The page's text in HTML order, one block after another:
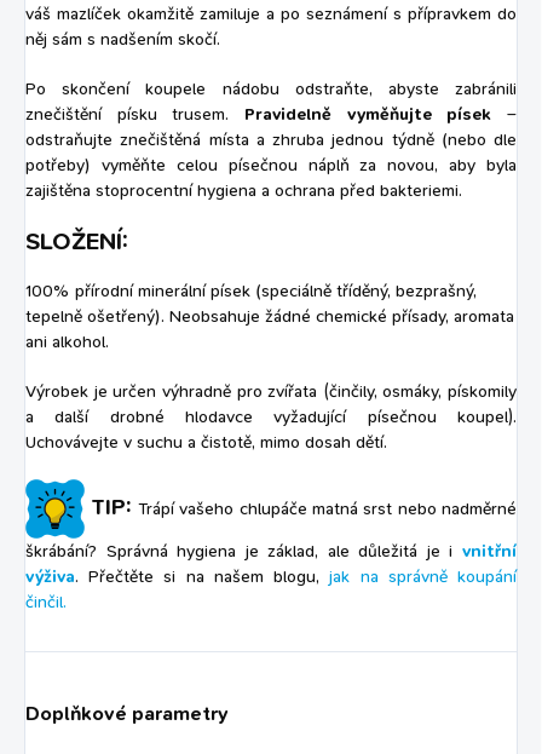
váš mazlíček okamžitě zamiluje a po seznámení s přípravkem do
něj sám s nadšením skočí.
Po skončení koupele nádobu odstraňte, abyste zabránili
znečištění písku trusem. Pravidelně vyměňujte písek –
odstraňujte znečištěná místa a zhruba jednou týdně (nebo dle
potřeby) vyměňte celou písečnou náplň za novou, aby byla
zajištěna stoprocentní hygiena a ochrana před bakteriemi.
SLOŽENÍ:
100% přírodní minerální písek (speciálně tříděný, bezprašný,
tepelně ošetřený). Neobsahuje žádné chemické přísady, aromata
ani alkohol.
Výrobek je určen výhradně pro zvířata (činčily, osmáky, pískomily
a další drobné hlodavce vyžadující písečnou koupel).
Uchovávejte v suchu a čistotě, mimo dosah dětí.
TIP: Trápí vašeho chlupáče matná srst nebo nadměrné
škrábání? Správná hygiena je základ, ale důležitá je i vnitřní
výživa. Přečtěte si na našem blogu,jak na správně koupání
činčil.
Doplňkové parametry